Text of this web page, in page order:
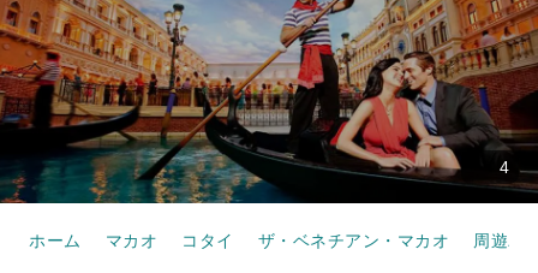
4
ホーム マカオ コタイ ザ・ベネチアン・マカオ 周遊パ